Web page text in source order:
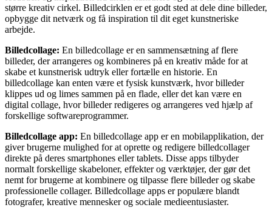
større kreativ cirkel. Billedcirklen er et godt sted at dele dine billeder,
opbygge dit netværk og få inspiration til dit eget kunstneriske
arbejde.
Billedcollage: En billedcollage er en sammensætning af flere
billeder, der arrangeres og kombineres på en kreativ måde for at
skabe et kunstnerisk udtryk eller fortælle en historie. En
billedcollage kan enten være et fysisk kunstværk, hvor billeder
klippes ud og limes sammen på en flade, eller det kan være en
digital collage, hvor billeder redigeres og arrangeres ved hjælp af
forskellige softwareprogrammer.
Billedcollage app: En billedcollage app er en mobilapplikation, der
giver brugerne mulighed for at oprette og redigere billedcollager
direkte på deres smartphones eller tablets. Disse apps tilbyder
normalt forskellige skabeloner, effekter og værktøjer, der gør det
nemt for brugerne at kombinere og tilpasse flere billeder og skabe
professionelle collager. Billedcollage apps er populære blandt
fotografer, kreative mennesker og sociale medieentusiaster.